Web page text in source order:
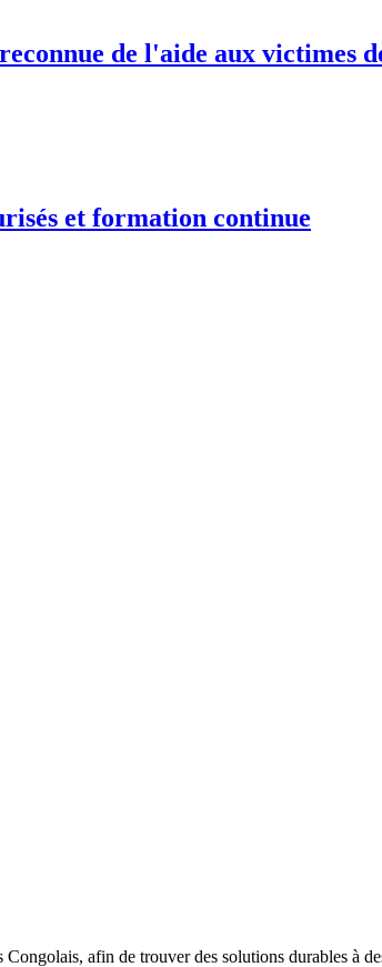
de l'aide aux victimes
et formation continue
afin de trouver des solutions durables à